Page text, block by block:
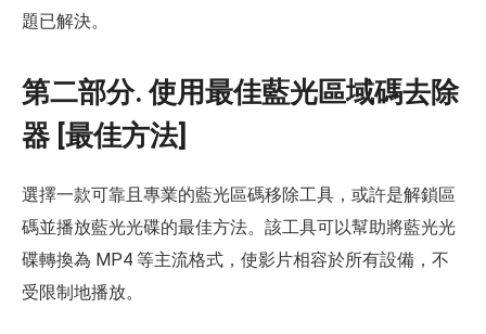
題已解決。
第二部分. 使用最佳藍光區域碼去除
器 [最佳方法]
選擇一款可靠且專業的藍光區碼移除工具，或許是解鎖區
碼並播放藍光光碟的最佳方法。該工具可以幫助將藍光光
碟轉換為 MP4 等主流格式，使影片相容於所有設備，不
受限制地播放。